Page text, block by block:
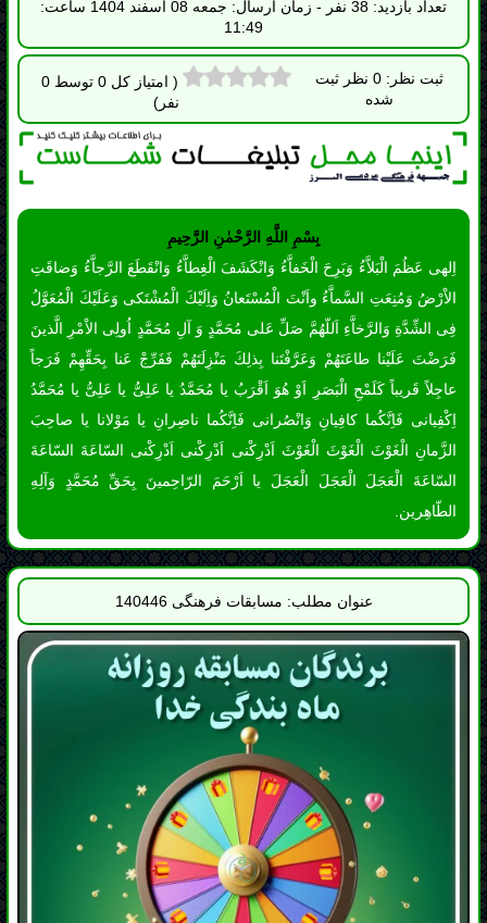
بِسْمِ اللَّهِ الرَّحْمٰنِ الرَّحِيمِ
اِلهى عَظُمَ الْبَلاَّءُ وَبَرِحَ الْخَفاَّءُ وَانْكَشَفَ الْغِطاَّءُ وَانْقَطَعَ الرَّجاَّءُ وَضاقَتِ
الاْرْضُ وَمُنِعَتِ السَّماَّءُ واَنْتَ الْمُسْتَعانُ وَاِلَيْكَ الْمُشْتَكى وَعَلَيْكَ الْمُعَوَّلُ
فِى الشِّدَّةِ وَالرَّخاَّءِ اَللّهُمَّ صَلِّ عَلى مُحَمَّدٍ وَ آلِ مُحَمَّدٍ اُولِى الاْمْرِ الَّذينَ
عاجِلاً قَريباً كَلَمْحِ الْبَصَرِ اَوْ هُوَ اَقْرَبُ يا مُحَمَّدُ يا عَلِىُّ يا عَلِىُّ يا مُحَمَّدُ
اِكْفِيانى فَاِنَّكُما كافِيانِ وَانْصُرانى فَاِنَّكُما ناصِرانِ يا مَوْلانا يا صاحِبَ
الزَّمانِ الْغَوْثَ الْغَوْثَ الْغَوْثَ اَدْرِكْنى اَدْرِكْنى اَدْرِكْنى السّاعَةَ السّاعَةَ
السّاعَةَ الْعَجَلَ الْعَجَلَ الْعَجَلَ يا اَرْحَمَ الرّاحِمينَ بِحَقِّ مُحَمَّدٍ وَآلِهِ
الطّاهِرين.
عنوان مطلب: مسابقات فرهنگی 140446